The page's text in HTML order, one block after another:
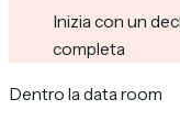
Inizia con un
completa
Dentro la data room